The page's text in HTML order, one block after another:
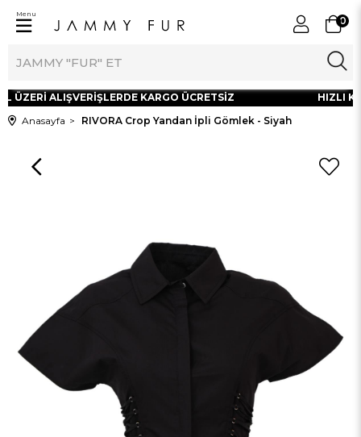
0
Menu
ÜZERİ ALIŞVERİŞLERDE KARGO ÜCRETSİZ
HIZLI
Anasayfa
RIVORA Crop Yandan İpli Gömlek - Siyah